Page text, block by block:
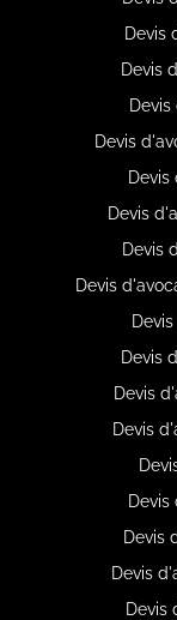
Devis
Devis
Devis
Devis
Devis
Devis
Devis
Devis
Devis
Devis
Devis
Devis